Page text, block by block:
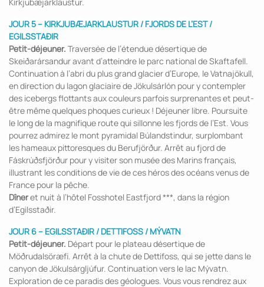
JOUR 5 – KIRKJUBÆJARKLAUSTUR / FJORDS DE L’EST /
EGILSSTAÐIR
Petit-déjeuner. Traversée de l’étendue désertique de
Skeiðarársandur avant d’atteindre le parc national de Skaftafell.
Continuation à l’abri du plus grand glacier d’Europe, le Vatnajökull,
en direction du lagon glaciaire de Jökulsárlón pour y contempler
des icebergs flottants aux couleurs parfois surprenantes et peut-
être même quelques phoques curieux ! Déjeuner libre. Poursuite
le long de la magnifique route qui sillonne les fjords de l’Est. Vous
pourrez admirez le mont pyramidal Búlandstindur, surplombant
les hameaux pittoresques du Berufjörður. Arrêt au fjord de
Fáskrúðsfjörður pour y visiter son musée des Marins français,
illustrant les conditions de vie de ces héros des océans venus de
France pour la pêche.
Dîneret nuit à l’hôtel Fosshotel Eastfjord ***, dans la région
d’Egilsstaðir.
JOUR 6 – EGILSSTAÐIR / DETTIFOSS / MÝVATN
Petit-déjeuner. Départ pour le plateau désertique de
Möðrudalsöræfi. Arrêt à la chute de Dettifoss, qui se jette dans le
canyon de Jökulsárgljúfur. Continuation vers le lac Mývatn.
Exploration de ce paradis des géologues. Vous vous rendrez aux